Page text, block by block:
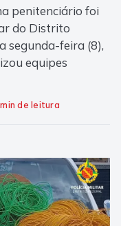
penitenciário foi
do Distrito
segunda-feira (8),
equipes
de leitura